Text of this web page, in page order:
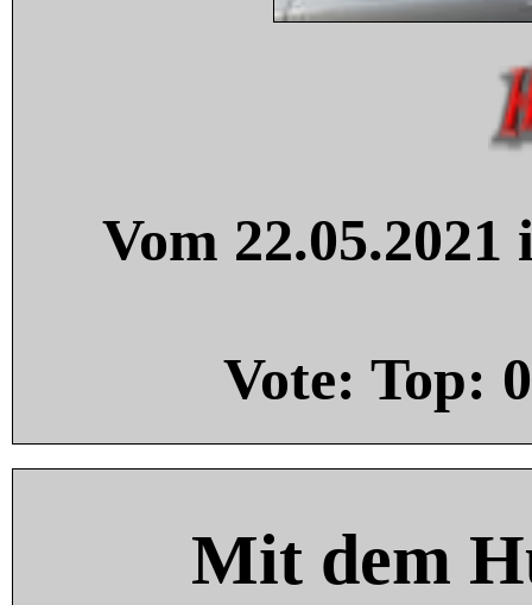
Vom
Vote: Top: 0
Mit dem